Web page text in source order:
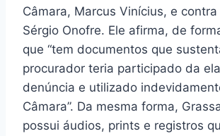
Câmara, Marcus Vinícius, e
Sérgio Onofre. Ele afirma, de
que “tem documentos que
procurador teria participado da
denúncia e utilizado
Câmara”. Da mesma forma,
possui áudios, prints e registros